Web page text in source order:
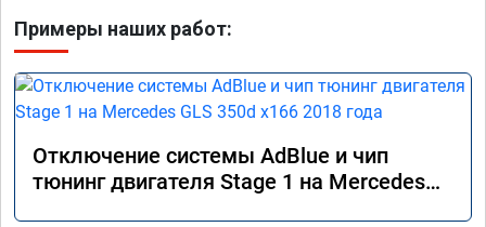
Примеры наших работ:
Отключение системы AdBlue и чип
тюнинг двигателя Stage 1 на Mercedes